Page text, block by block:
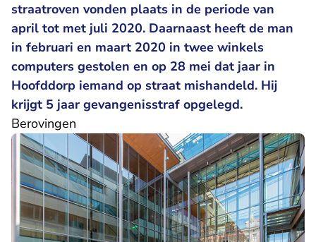
straatroven vonden plaats in de periode van
april tot met juli 2020. Daarnaast heeft de man
in februari en maart 2020 in twee winkels
computers gestolen en op 28 mei dat jaar in
Hoofddorp iemand op straat mishandeld. Hij
krijgt 5 jaar gevangenisstraf opgelegd.
Berovingen